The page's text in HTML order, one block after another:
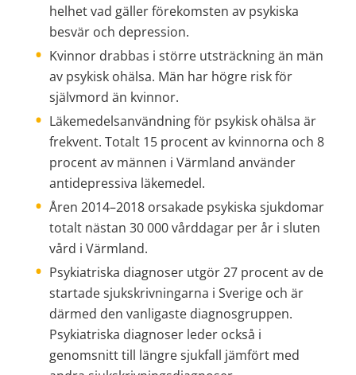
helhet vad gäller förekomsten av psykiska
besvär och depression.
Kvinnor drabbas i större utsträckning än män
av psykisk ohälsa. Män har högre risk för
självmord än kvinnor.
Läkemedelsanvändning för psykisk ohälsa är
frekvent. Totalt 15 procent av kvinnorna och 8
procent av männen i Värmland använder
antidepressiva läkemedel.
Åren 2014–2018 orsakade psykiska sjukdomar
totalt nästan 30 000 vårddagar per år i sluten
vård i Värmland.
Psykiatriska diagnoser utgör 27 procent av de
startade sjukskrivningarna i Sverige och är
därmed den vanligaste diagnosgruppen.
Psykiatriska diagnoser leder också i
genomsnitt till längre sjukfall jämfört med